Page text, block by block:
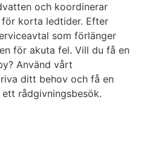
och koordinerar
för korta ledtider. Efter
som förlänger
för akuta fel. Vill du få en
Använd vårt
ditt behov och få en
rådgivningsbesök.